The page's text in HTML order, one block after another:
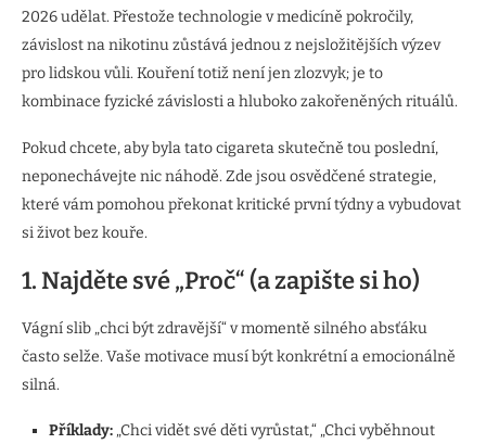
2026 udělat. Přestože technologie v medicíně pokročily,
závislost na nikotinu zůstává jednou z nejsložitějších výzev
pro lidskou vůli. Kouření totiž není jen zlozvyk; je to
kombinace fyzické závislosti a hluboko zakořeněných rituálů.
Pokud chcete, aby byla tato cigareta skutečně tou poslední,
neponechávejte nic náhodě. Zde jsou osvědčené strategie,
které vám pomohou překonat kritické první týdny a vybudovat
si život bez kouře.
1. Najděte své „Proč“ (a zapište si ho)
Vágní slib „chci být zdravější“ v momentě silného absťáku
často selže. Vaše motivace musí být konkrétní a emocionálně
silná.
Příklady: „Chci vidět své děti vyrůstat,“ „Chci vyběhnout